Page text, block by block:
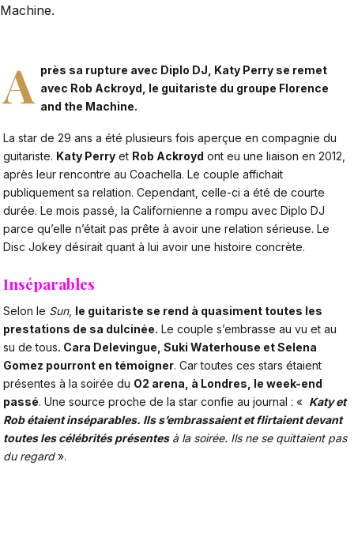
Machine.
A près sa rupture avec Diplo DJ, Katy Perry se remet
avec Rob Ackroyd, le guitariste du groupe Florence
and the Machine.
La star de 29 ans a été plusieurs fois aperçue en compagnie du
guitariste. Katy Perry et Rob Ackroyd ont eu une liaison en 2012,
après leur rencontre au Coachella. Le couple affichait
publiquement sa relation. Cependant, celle-ci a été de courte
durée. Le mois passé, la Californienne a rompu avec Diplo DJ
parce qu’elle n’était pas prête à avoir une relation sérieuse. Le
Disc Jokey désirait quant à lui avoir une histoire concrète.
Inséparables
Selon le Sun, le guitariste se rend à quasiment toutes les
prestations de sa dulcinée. Le couple s’embrasse au vu et au
su de tous. Cara Delevingue, Suki Waterhouse et Selena
Gomez pourront en témoigner. Car toutes ces stars étaient
présentes à la soirée du O2 arena, à Londres, le week-end
passé. Une source proche de la star confie au journal : « Katy et
Rob étaient inséparables. Ils s’embrassaient et flirtaient devant
toutes les célébrités présentesà la soirée. Ils ne se quittaient pas
du regard».